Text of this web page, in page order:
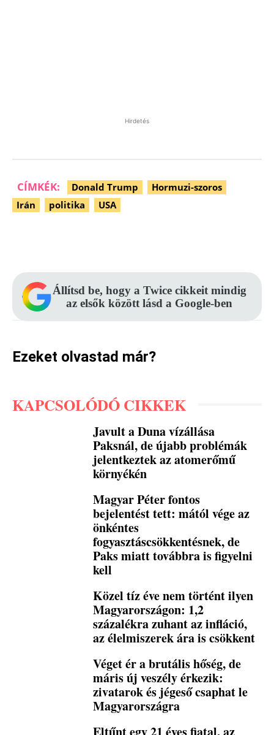
Hirdetés
CÍMKÉK: Donald Trump
Hormuzi-szoros
Irán
politika USA
Állítsd be, hogy a Twice cikkeit mindig
az elsők között lásd a Google-ben
Ezeket olvastad már?
KAPCSOLÓDÓ CIKKEK
Javult a Duna vízállása
Paksnál, de újabb problémák
jelentkeztek az atomerőmű
környékén
Magyar Péter fontos
bejelentést tett: mától vége az
önkéntes
fogyasztáscsökkentésnek, de
Paks miatt továbbra is figyelni
kell
Közel tíz éve nem történt ilyen
Magyarországon: 1,2
százalékra zuhant az infláció,
az élelmiszerek ára is csökkent
Véget ér a brutális hőség, de
máris új veszély érkezik:
zivatarok és jégeső csaphat le
Magyarországra